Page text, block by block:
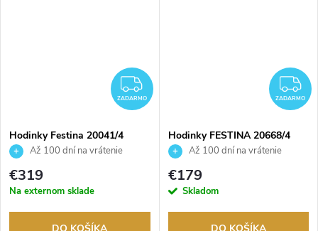
ZADARMO
ZADARMO
Hodinky Festina 20041/4
Až 100 dní na vrátenie
tovaru. Autorizovaný predajca.
€319
Na externom sklade
ZADARMO
Hodinky FESTINA 20668/4
Až 100 dní na vrátenie
tovaru. Autorizovaný predajca.
€179
Skladom